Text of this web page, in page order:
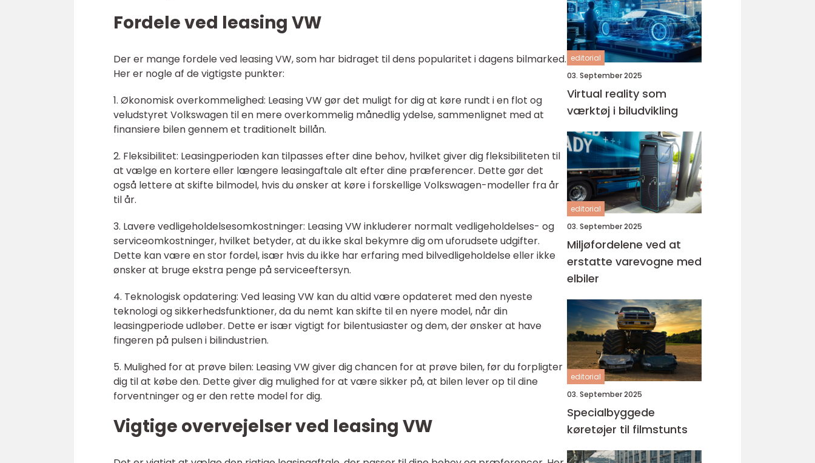
Fordele ved leasing VW
Der er mange fordele ved leasing VW, som har bidraget til dens popularitet i dagens bilmarked.
Her er nogle af de vigtigste punkter:
1. Økonomisk overkommelighed: Leasing VW gør det muligt for dig at køre rundt i en flot og
veludstyret Volkswagen til en mere overkommelig månedlig ydelse, sammenlignet med at
finansiere bilen gennem et traditionelt billån.
2. Fleksibilitet: Leasingperioden kan tilpasses efter dine behov, hvilket giver dig fleksibiliteten til
at vælge en kortere eller længere leasingaftale alt efter dine præferencer. Dette gør det
også lettere at skifte bilmodel, hvis du ønsker at køre i forskellige Volkswagen-modeller fra år
til år.
3. Lavere vedligeholdelsesomkostninger: Leasing VW inkluderer normalt vedligeholdelses- og
serviceomkostninger, hvilket betyder, at du ikke skal bekymre dig om uforudsete udgifter.
Dette kan være en stor fordel, især hvis du ikke har erfaring med bilvedligeholdelse eller ikke
ønsker at bruge ekstra penge på serviceeftersyn.
4. Teknologisk opdatering: Ved leasing VW kan du altid være opdateret med den nyeste
teknologi og sikkerhedsfunktioner, da du nemt kan skifte til en nyere model, når din
leasingperiode udløber. Dette er især vigtigt for bilentusiaster og dem, der ønsker at have
fingeren på pulsen i bilindustrien.
5. Mulighed for at prøve bilen: Leasing VW giver dig chancen for at prøve bilen, før du forpligter
dig til at købe den. Dette giver dig mulighed for at være sikker på, at bilen lever op til dine
forventninger og er den rette model for dig.
Vigtige overvejelser ved leasing VW
editorial
03. September 2025
Virtual reality som
værktøj i biludvikling
editorial
03. September 2025
Miljøfordelene ved at
erstatte varevogne med
elbiler
editorial
03. September 2025
Specialbyggede
køretøjer til filmstunts